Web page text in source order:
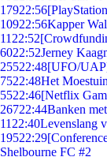
17922:56
10922:56Kapper
11 22:52
6022:52Jerney
25522:48[UFO/
7522:48Het
5522:46[Netflix
26722:44Banken
11 22:40Levenslang
19522:29
Shelbourne FC #2